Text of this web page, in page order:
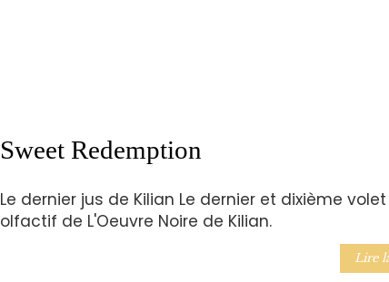
Sweet Redemption
Le dernier jus de Kilian Le dernier et dixième volet
olfactif de L'Oeuvre Noire de Kilian.
Lire